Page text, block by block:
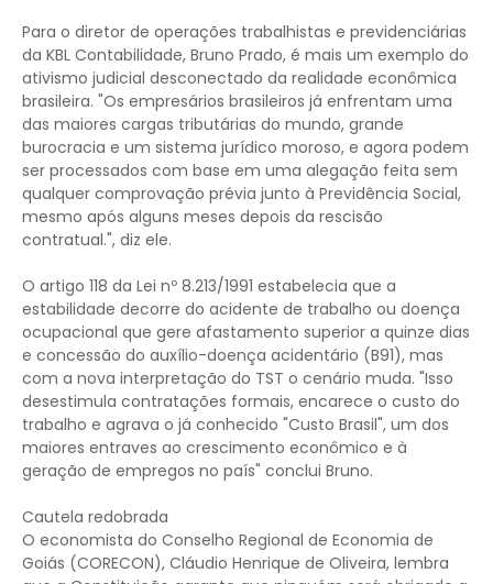
Para o diretor de operações trabalhistas e previdenciárias
da KBL Contabilidade, Bruno Prado, é mais um exemplo do
ativismo judicial desconectado da realidade econômica
brasileira. "Os empresários brasileiros já enfrentam uma
das maiores cargas tributárias do mundo, grande
burocracia e um sistema jurídico moroso, e agora podem
ser processados com base em uma alegação feita sem
qualquer comprovação prévia junto à Previdência Social,
mesmo após alguns meses depois da rescisão
contratual.", diz ele.
O artigo 118 da Lei nº 8.213/1991 estabelecia que a
estabilidade decorre do acidente de trabalho ou doença
ocupacional que gere afastamento superior a quinze dias
e concessão do auxílio-doença acidentário (B91), mas
com a nova interpretação do TST o cenário muda. "Isso
desestimula contratações formais, encarece o custo do
trabalho e agrava o já conhecido "Custo Brasil", um dos
maiores entraves ao crescimento econômico e à
geração de empregos no país" conclui Bruno.
Cautela redobrada
O economista do Conselho Regional de Economia de
Goiás (CORECON), Cláudio Henrique de Oliveira, lembra